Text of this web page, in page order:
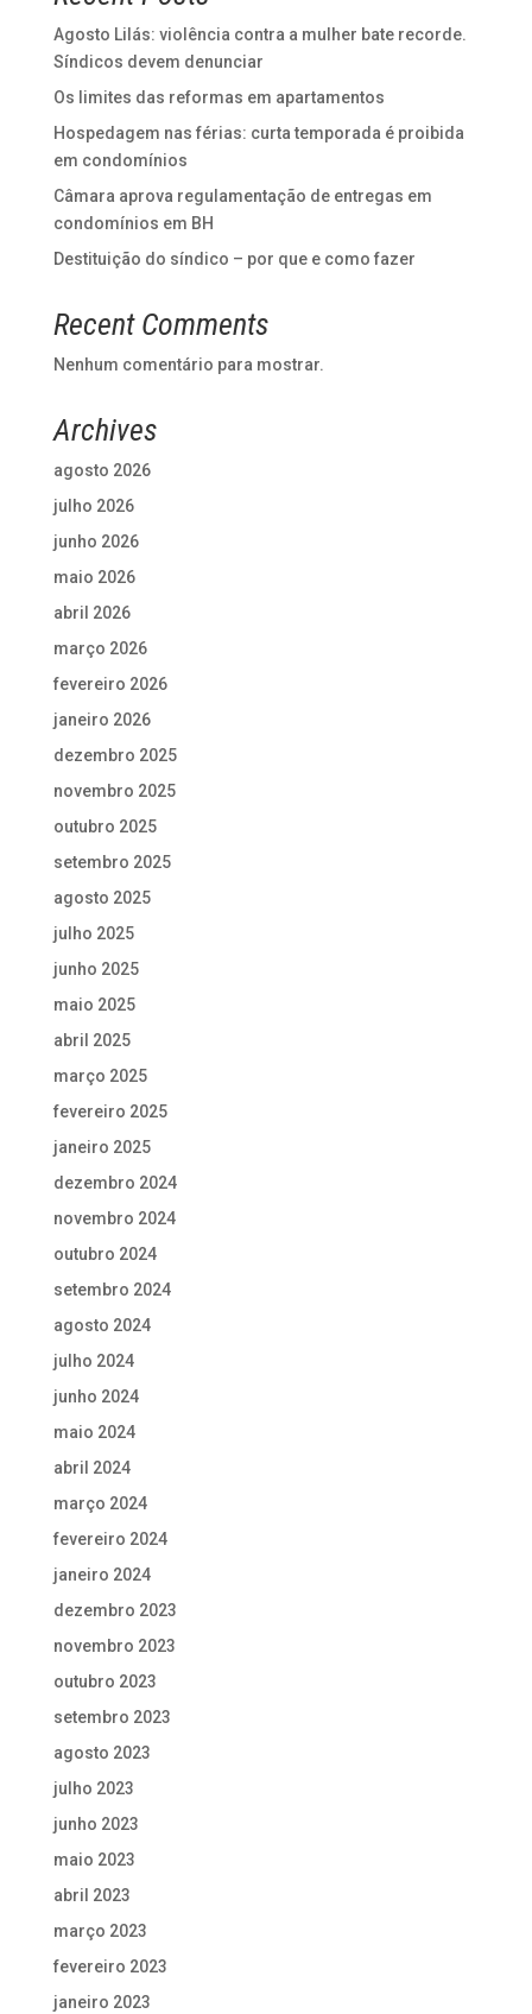
Agosto Lilás: violência contra a mulher bate recorde.
Síndicos devem denunciar
Os limites das reformas em apartamentos
Hospedagem nas férias: curta temporada é proibida
em condomínios
Câmara aprova regulamentação de entregas em
condomínios em BH
Destituição do síndico – por que e como fazer
Recent Comments
Nenhum comentário para mostrar.
Archives
agosto 2026
julho 2026
junho 2026
maio 2026
abril 2026
março 2026
fevereiro 2026
janeiro 2026
dezembro 2025
novembro 2025
outubro 2025
setembro 2025
agosto 2025
julho 2025
junho 2025
maio 2025
abril 2025
março 2025
fevereiro 2025
janeiro 2025
dezembro 2024
novembro 2024
outubro 2024
setembro 2024
agosto 2024
julho 2024
junho 2024
maio 2024
abril 2024
março 2024
fevereiro 2024
janeiro 2024
dezembro 2023
novembro 2023
outubro 2023
setembro 2023
agosto 2023
julho 2023
junho 2023
maio 2023
abril 2023
março 2023
fevereiro 2023
janeiro 2023